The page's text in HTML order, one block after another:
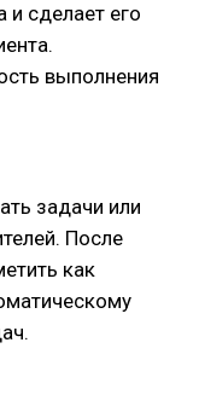
и сделает его
выполнения
задачи или
После
как